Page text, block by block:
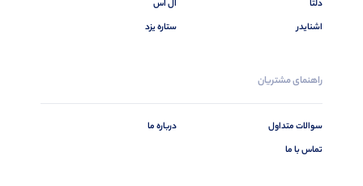
دلتا
اشنایدر
ال اس
ستاره یزد
راهنمای مشتریان
سوالات متداول
تماس با ما
درباره ما